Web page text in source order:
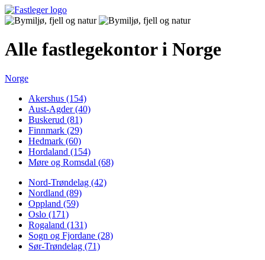
Alle fastlegekontor i Norge
Norge
Akershus (154)
Aust-Agder (40)
Buskerud (81)
Finnmark (29)
Hedmark (60)
Hordaland (154)
Møre og Romsdal (68)
Nord-Trøndelag (42)
Nordland (89)
Oppland (59)
Oslo (171)
Rogaland (131)
Sogn og Fjordane (28)
Sør-Trøndelag (71)